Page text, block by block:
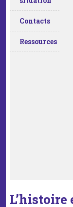
Contacts
Ressources
L’histoire